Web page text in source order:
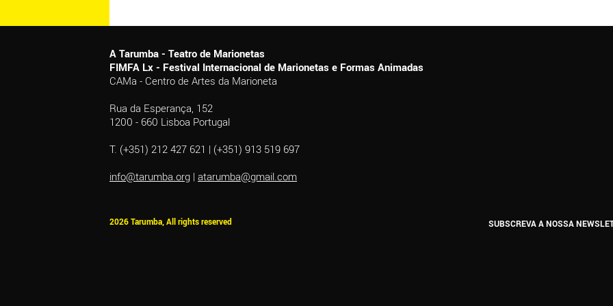
A Tarumba - Teatro de Marionetas
FIMFA Lx - Festival Internacional de Marionetas e Formas Animadas
CAMa - Centro de Artes da Marioneta
Rua da Esperança, 152
1200 - 660 Lisboa Portugal
T. (+351) 212 427 621 | (+351) 913 519 697
info@tarumba.org | atarumba@gmail.com
2026 Tarumba, All rights reserved SUBSCREVA A NOSSA